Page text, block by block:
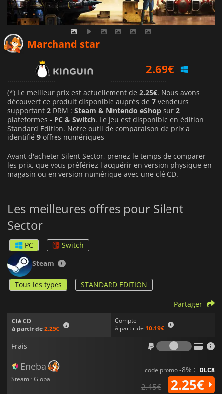
Marchand star
2.69€
3.25€
(*) Le meilleur prix est actuellement de 2.25€. Nous avons
découvert ce produit disponible auprès de 7 vendeurs
supportant 2 DRM : Steam & Nintendo eShop sur 2
plateformes - PC & Switch. Le jeu est disponible en édition
Standard Edition. Notre outil de comparaison de prix a
identifié 9 offres numériques
Avant d'acheter Silent Sector, prenez le temps de comparer
les prix, que vous préfériez l'acquérir en version physique en
magasin ou en version numérique avec une clé CD.
Les meilleures offres pour Silent
Sector
PC
Switch
Steam
Tous les types STANDARD EDITION
Clé CD
à partir de2.25€
Compte
à partir de 10.19€
Partager
Frais
Frais
Eneba
Steam · Global
code promo-8% : DLC8
2.45€ 2.25€